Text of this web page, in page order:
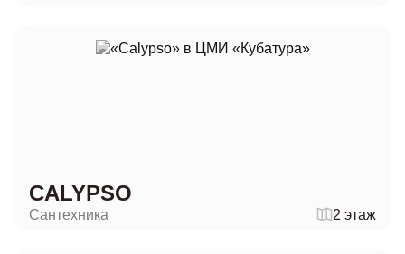
CALYPSO
Сантехника 2 этаж